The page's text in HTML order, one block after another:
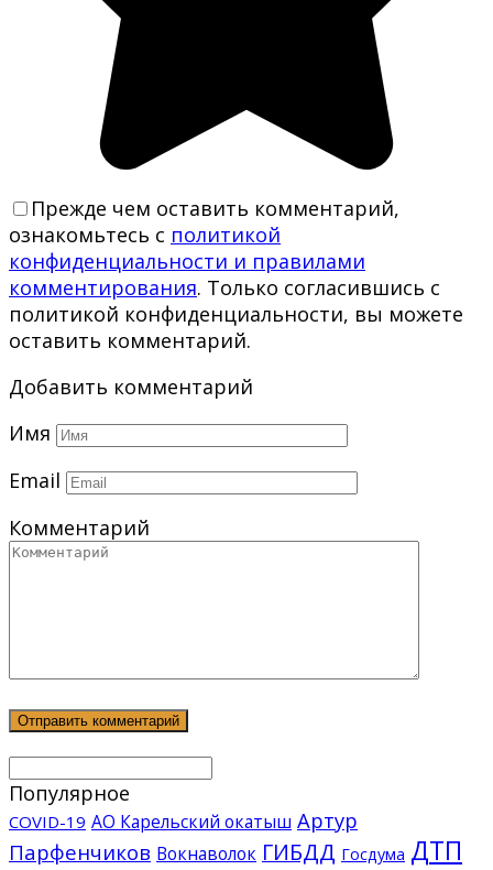
Прежде чем оставить комментарий,
ознакомьтесь с политикой
конфиденциальности и правилами
комментирования. Только согласившись с
политикой конфиденциальности, вы можете
оставить комментарий.
Добавить комментарий
Имя
Email
Комментарий
Популярное
COVID-19 АО Карельский окатыш Артур
Парфенчиков Вокнаволок ГИБДД Госдума ДТП